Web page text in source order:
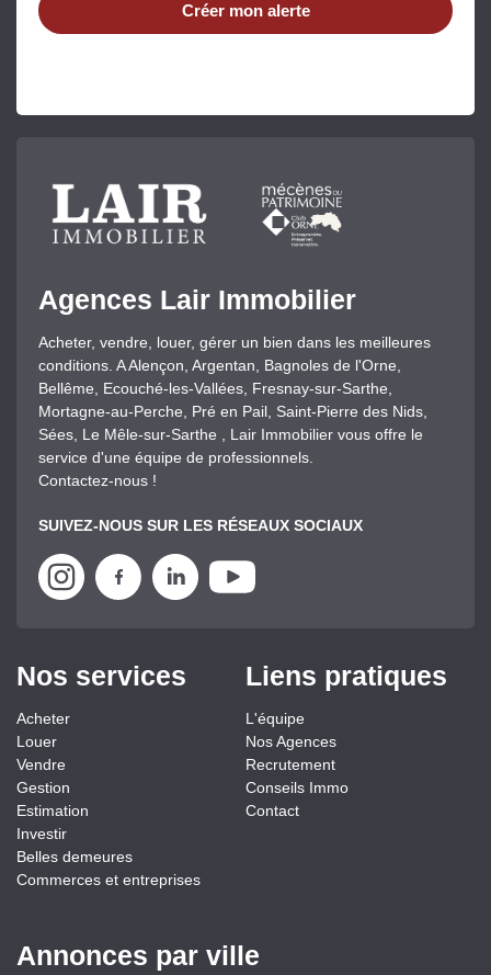
Créer mon alerte
Agences Lair Immobilier
Acheter, vendre, louer, gérer un bien dans les meilleures
conditions. A Alençon, Argentan, Bagnoles de l'Orne,
Bellême, Ecouché-les-Vallées, Fresnay-sur-Sarthe,
Mortagne-au-Perche, Pré en Pail, Saint-Pierre des Nids,
Sées, Le Mêle-sur-Sarthe , Lair Immobilier vous offre le
service d'une équipe de professionnels.
Contactez-nous !
SUIVEZ-NOUS SUR LES RÉSEAUX SOCIAUX
Nos services
Acheter
Louer
Vendre
Gestion
Estimation
Investir
Belles demeures
Commerces et entreprises
Liens pratiques
L'équipe
Nos Agences
Recrutement
Conseils Immo
Contact
Annonces par ville